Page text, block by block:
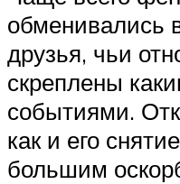
обменивались
друзья, чьи
скреплены
событиями.
как и его
большим